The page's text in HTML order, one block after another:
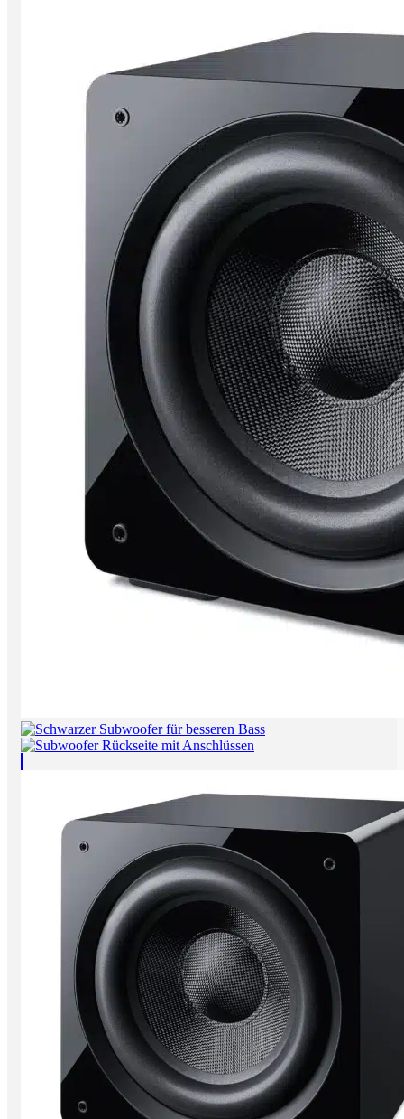
Rund um den Strom
Einzelstücke
Gebrauchtes
Sounds Clever
Neuzugänge